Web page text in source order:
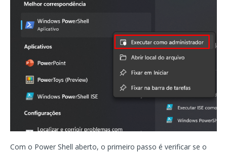
Com o Power Shell aberto, o primeiro passo é verificar se o